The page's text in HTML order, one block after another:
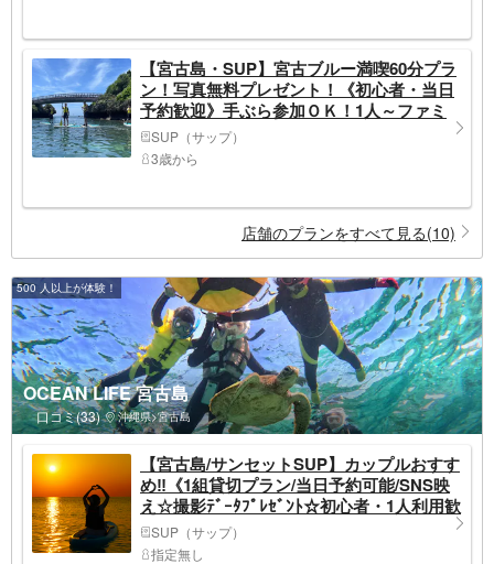
【宮古島・SUP】宮古ブルー満喫60分プラ
ン！写真無料プレゼント！《初心者・当日
予約歓迎》手ぶら参加ＯＫ！1人～ファミ
リーも対応
SUP（サップ）
3歳から
店舗のプランをすべて見る(10)
500 人以上が体験！
OCEAN LIFE 宮古島
口コミ(33) 沖縄県>宮古島
【宮古島/サンセットSUP】カップルおすす
め‼︎《1組貸切プラン/当日予約可能/SNS映
え☆撮影ﾃﾞｰﾀﾌﾟﾚｾﾞﾝﾄ☆初心者・1人利用歓
迎》
SUP（サップ）
指定無し